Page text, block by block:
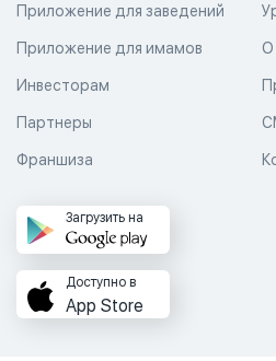
Приложение для заведений
Приложение для имамов О
Инвесторам
Партнеры
Франшиза
Загрузить на
Доступно в
App Store